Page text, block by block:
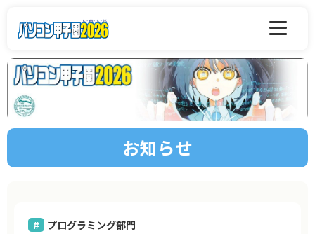
お知らせ
プログラミング部門